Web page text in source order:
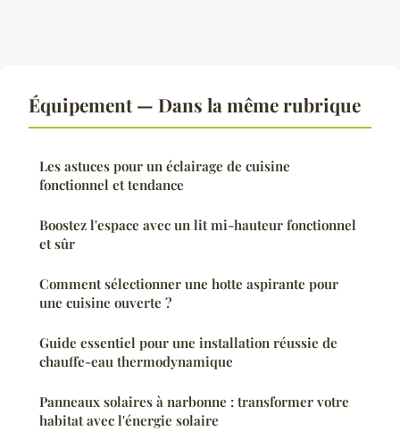
Équipement — Dans la même rubrique
Les astuces pour un éclairage de cuisine
fonctionnel et tendance
Boostez l'espace avec un lit mi-hauteur fonctionnel
et sûr
Comment sélectionner une hotte aspirante pour
une cuisine ouverte ?
Guide essentiel pour une installation réussie de
chauffe-eau thermodynamique
Panneaux solaires à narbonne : transformer votre
habitat avec l'énergie solaire